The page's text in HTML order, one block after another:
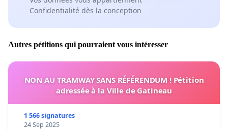
Confidentialité dès la conception
Autres pétitions qui pourraient vous intéresser
NON AU TRAMWAY SANS RÉFÉRENDUM ! Pétition
adressée à la Ville de Gatineau
1 566 signatures
24 Sep 2025